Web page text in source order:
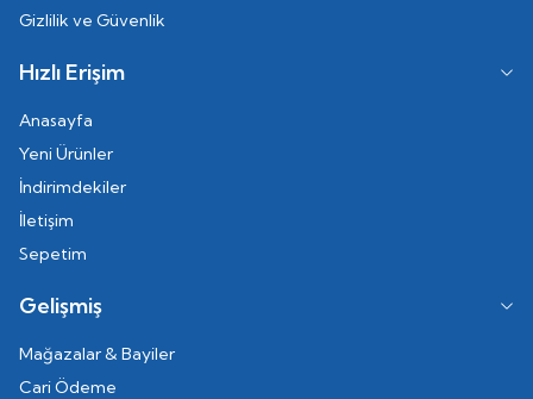
Gizlilik ve Güvenlik
Hızlı Erişim
Anasayfa
Yeni Ürünler
İndirimdekiler
İletişim
Sepetim
Gelişmiş
Mağazalar & Bayiler
Cari Ödeme